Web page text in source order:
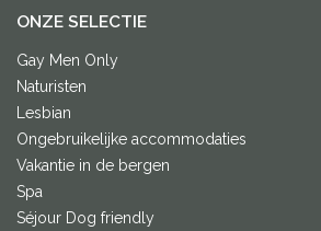
ONZE SELECTIE
Gay Men Only
Naturisten
Lesbian
Ongebruikelijke accommodaties
Vakantie in de bergen
Spa
Séjour Dog friendly